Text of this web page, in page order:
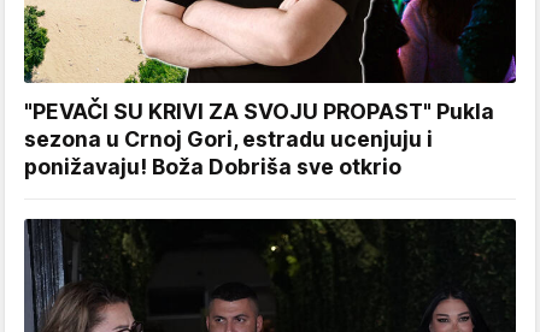
"PEVAČI SU KRIVI ZA SVOJU PROPAST" Pukla
sezona u Crnoj Gori, estradu ucenjuju i
ponižavaju! Boža Dobriša sve otkrio